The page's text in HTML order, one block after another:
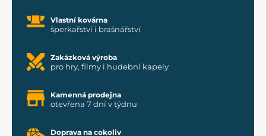
Vlastní kovárna
šperkařství i brašnářství
Zakázková výroba
pro hry, filmy i hudební kapely
Kamenná prodejna
otevřena 7 dní v týdnu
Doprava na cokoliv